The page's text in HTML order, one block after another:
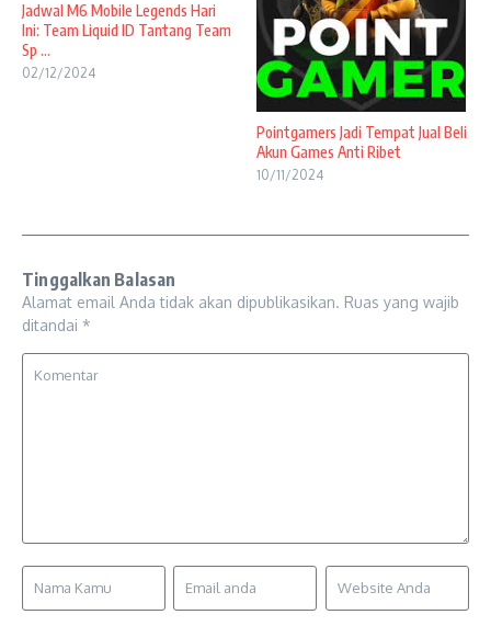
Jadwal M6 Mobile Legends Hari
Ini: Team Liquid ID Tantang Team
Sp ...
02/12/2024
Pointgamers Jadi Tempat Jual Beli
Akun Games Anti Ribet
10/11/2024
Tinggalkan Balasan
Alamat email Anda tidak akan dipublikasikan. Ruas yang wajib
ditandai *